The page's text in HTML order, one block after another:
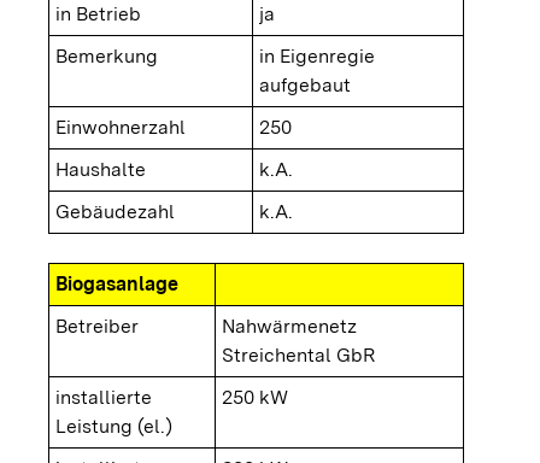
in Betrieb
ja
Bemerkung
in Eigenregie
aufgebaut
Einwohnerzahl
250
Haushalte
k.A.
Gebäudezahl
k.A.
Biogasanlage
Betreiber
Nahwärmenetz
Streichental GbR
installierte
Leistung (el.)
250 kW